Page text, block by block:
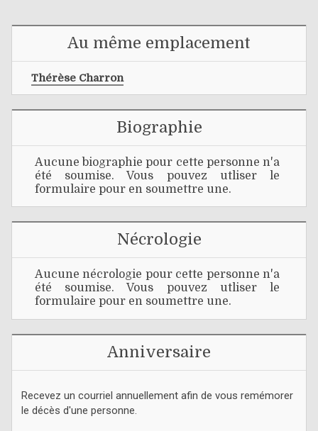
Au même emplacement
Thérèse Charron
Biographie
Aucune biographie pour cette personne n'a
été soumise. Vous pouvez utliser le
formulaire pour en soumettre une.
Nécrologie
Aucune nécrologie pour cette personne n'a
été soumise. Vous pouvez utliser le
formulaire pour en soumettre une.
Anniversaire
Recevez un courriel annuellement afin de vous remémorer
le décès d'une personne.